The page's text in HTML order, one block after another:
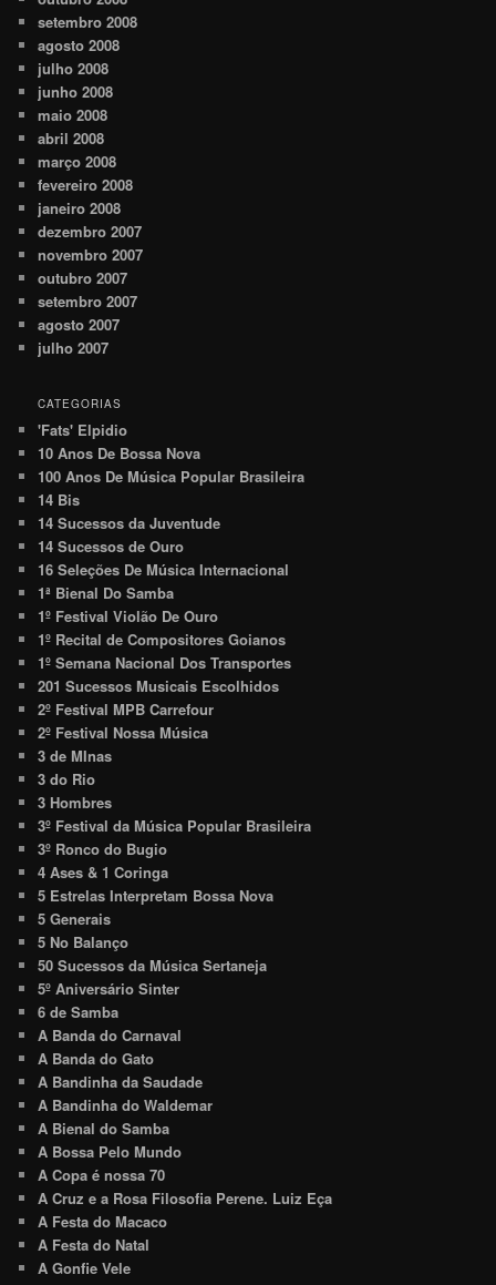
setembro 2008
agosto 2008
julho 2008
junho 2008
maio 2008
abril 2008
março 2008
fevereiro 2008
janeiro 2008
dezembro 2007
novembro 2007
outubro 2007
setembro 2007
agosto 2007
julho 2007
CATEGORIAS
'Fats' Elpidio
10 Anos De Bossa Nova
100 Anos De Música Popular Brasileira
14 Bis
14 Sucessos da Juventude
14 Sucessos de Ouro
16 Seleções De Música Internacional
1ª Bienal Do Samba
1º Festival Violão De Ouro
1º Recital de Compositores Goianos
1º Semana Nacional Dos Transportes
201 Sucessos Musicais Escolhidos
2º Festival MPB Carrefour
2º Festival Nossa Música
3 de MInas
3 do Rio
3 Hombres
3º Festival da Música Popular Brasileira
3º Ronco do Bugio
4 Ases & 1 Coringa
5 Estrelas Interpretam Bossa Nova
5 Generais
5 No Balanço
50 Sucessos da Música Sertaneja
5º Aniversário Sinter
6 de Samba
A Banda do Carnaval
A Banda do Gato
A Bandinha da Saudade
A Bandinha do Waldemar
A Bienal do Samba
A Bossa Pelo Mundo
A Copa é nossa 70
A Cruz e a Rosa Filosofia Perene. Luiz Eça
A Festa do Macaco
A Festa do Natal
A Gonfie Vele